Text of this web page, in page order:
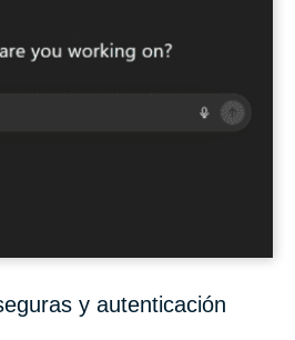
y autenticación